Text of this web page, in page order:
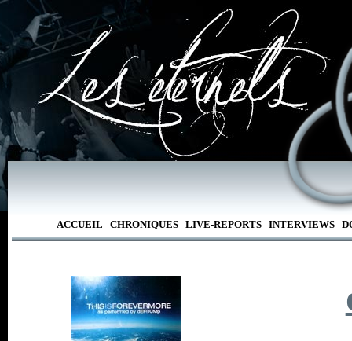
ACCUEIL CHRONIQUES LIVE-REPORTS INTERVIEWS